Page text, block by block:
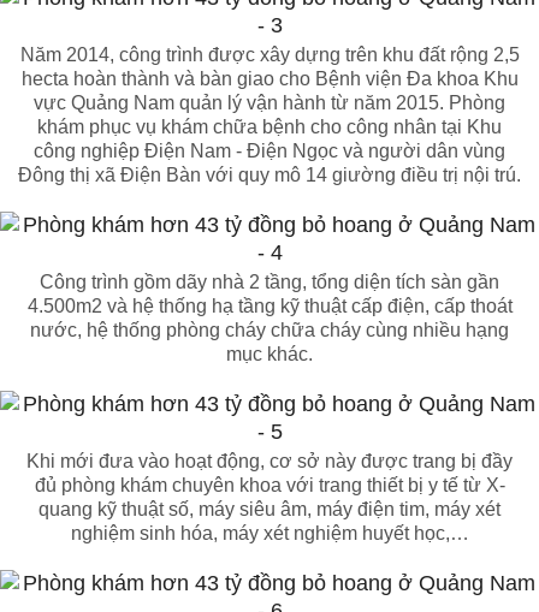
Năm 2014, công trình được xây dựng trên khu đất rộng 2,5
hecta hoàn thành và bàn giao cho Bệnh viện Đa khoa Khu
vực Quảng Nam quản lý vận hành từ năm 2015. Phòng
khám phục vụ khám chữa bệnh cho công nhân tại Khu
công nghiệp Điện Nam - Điện Ngọc và người dân vùng
Đông thị xã Điện Bàn với quy mô 14 giường điều trị nội trú.
Công trình gồm dãy nhà 2 tầng, tổng diện tích sàn gần
4.500m2 và hệ thống hạ tầng kỹ thuật cấp điện, cấp thoát
nước, hệ thống phòng cháy chữa cháy cùng nhiều hạng
mục khác.
Khi mới đưa vào hoạt động, cơ sở này được trang bị đầy
đủ phòng khám chuyên khoa với trang thiết bị y tế từ X-
quang kỹ thuật số, máy siêu âm, máy điện tim, máy xét
nghiệm sinh hóa, máy xét nghiệm huyết học,…